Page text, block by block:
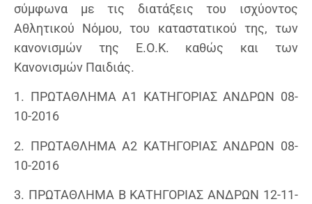
σύμφωνα με τις διατάξεις του ισχύοντος
Αθλητικού Νόμου, του καταστατικού της, των
κανονισμών της Ε.Ο.Κ. καθώς και των
Κανονισμών Παιδιάς.
1. ΠΡΩΤΑΘΛΗΜΑ Α1 ΚΑΤΗΓΟΡΙΑΣ ΑΝΔΡΩΝ 08-
10-2016
2. ΠΡΩΤΑΘΛΗΜΑ Α2 ΚΑΤΗΓΟΡΙΑΣ ΑΝΔΡΩΝ 08-
10-2016
3. ΠΡΩΤΑΘΛΗΜΑ Β ΚΑΤΗΓΟΡΙΑΣ ΑΝΔΡΩΝ 12-11-